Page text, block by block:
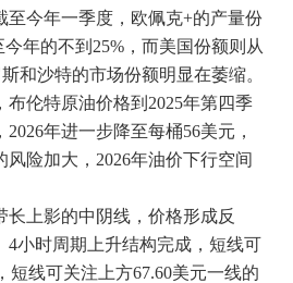
至今年一季度，欧佩克+的产量份
年的不到25%，而美国份额则从
和沙特的市场份额明显在萎缩。
布伦特原油价格到2025年第四季
年进一步降至每桶56美元，
险加大，2026年油价下行空间
长上影的中阴线，价格形成反
4小时周期上升结构完成，短线可
短线可关注上方67.60美元一线的